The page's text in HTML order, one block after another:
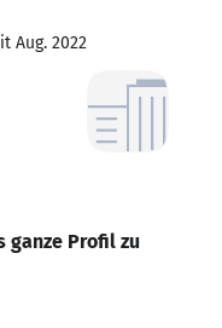
Aug. 2022
ganze Profil zu